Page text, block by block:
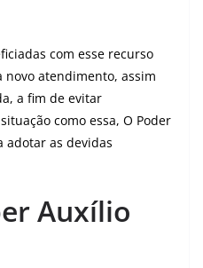
com esse recurso
novo atendimento, assim
a fim de evitar
como essa, O Poder
adotar as devidas
Auxílio